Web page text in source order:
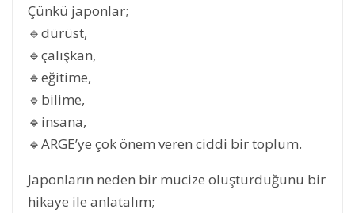
Çünkü japonlar;
🔹dürüst,
🔹çalışkan,
🔹eğitime,
🔹bilime,
🔹insana,
🔹ARGE’ye çok önem veren ciddi bir toplum.
Japonların neden bir mucize oluşturduğunu bir
hikaye ile anlatalım;